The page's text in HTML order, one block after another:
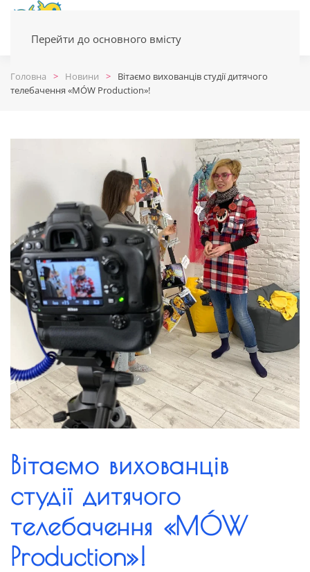
Перейти до основного вмісту
Головна Новини
Вітаємо вихованців студії дитячого
телебачення «MÓW Production»!
Вітаємо вихованців
студії дитячого
телебачення «MÓW
Production»!